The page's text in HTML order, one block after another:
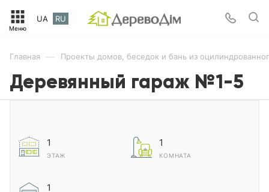
UA RU
Главная — Проекты домов, беседок и бань из
Деревянный гараж №1-5
1
ЭТАЖ
1
КОМНАТА
1